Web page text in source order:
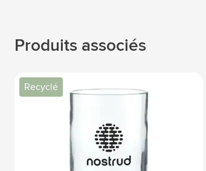
Produits associés
Recyclé